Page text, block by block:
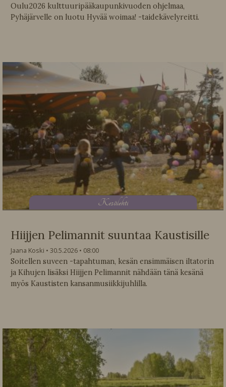
Oulu2026 kulttuuripääkaupunkivuoden ohjelmaa,
Pyhäjärvelle on luotu Hyvää woimaa! -taidekävelyreitti.
Kesälehti
Hiijjen Pelimannit suuntaa Kaustisille
Jaana Koski 30.5.2026
08:00
Soitellen suveen -tapahtuman, kesän ensimmäisen iltatorin
ja Kihujen lisäksi Hiijjen Pelimannit nähdään tänä kesänä
myös Kaustisten kansanmusiikkijuhlilla.